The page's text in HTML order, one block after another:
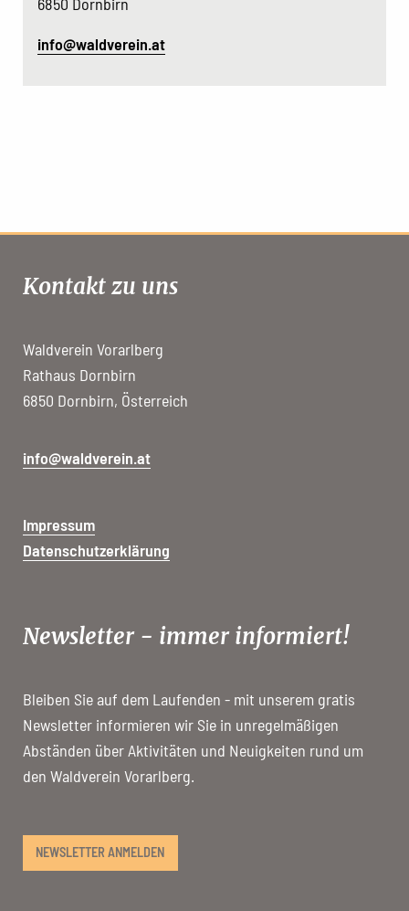
info@waldverein.at
Kontakt zu uns
Waldverein Vorarlberg
Rathaus Dornbirn
6850 Dornbirn, Österreich
info@waldverein.at
Impressum
Datenschutzerklärung
Newsletter - immer informiert!
Bleiben Sie auf dem Laufenden - mit unserem gratis
Newsletter informieren wir Sie in unregelmäßigen
Abständen über Aktivitäten und Neuigkeiten rund um
den Waldverein Vorarlberg.
NEWSLETTER ANMELDEN